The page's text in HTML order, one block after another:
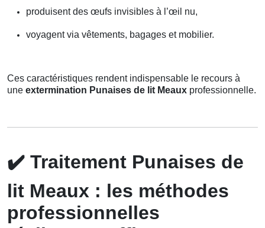
produisent des œufs invisibles à l’œil nu,
voyagent via vêtements, bagages et mobilier.
Ces caractéristiques rendent indispensable le recours à
une extermination Punaises de lit Meaux professionnelle.
✔️ Traitement Punaises de
lit Meaux : les méthodes
professionnelles